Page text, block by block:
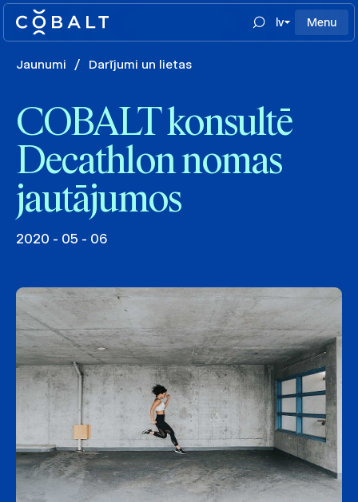
lv Menu
Jaunumi / Darījumi un lietas
COBALT konsultē
Decathlon nomas
jautājumos
2020 - 05 - 06